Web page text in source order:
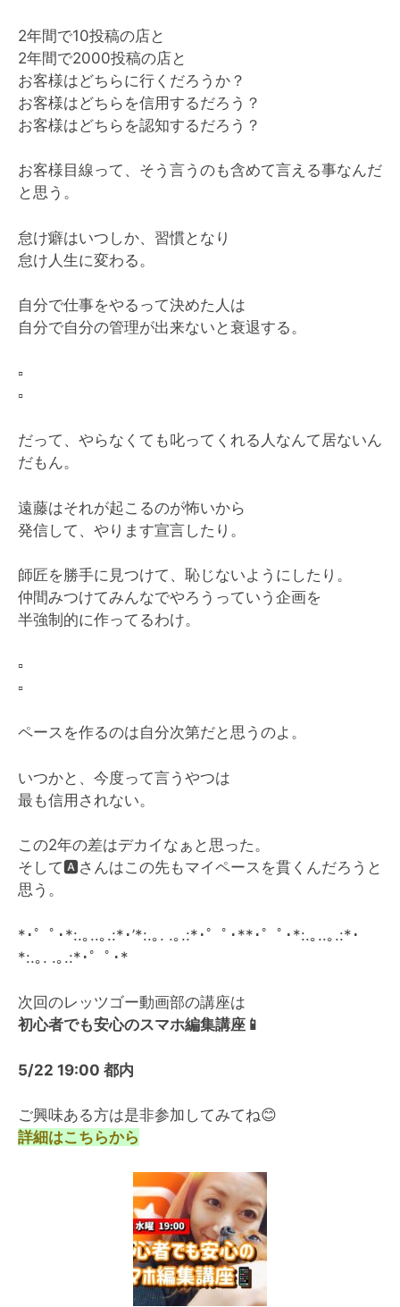
2年間で10投稿の店と
2年間で2000投稿の店と
お客様はどちらに行くだろうか？
お客様はどちらを信用するだろう？
お客様はどちらを認知するだろう？
お客様目線って、そう言うのも含めて言える事なんだ
と思う。
怠け癖はいつしか、習慣となり
怠け人生に変わる。
自分で仕事をやるって決めた人は
自分で自分の管理が出来ないと衰退する。
▫️
▫️
だって、やらなくても叱ってくれる人なんて居ないん
だもん。
遠藤はそれが起こるのが怖いから
発信して、やります宣言したり。
師匠を勝手に見つけて、恥じないようにしたり。
仲間みつけてみんなでやろうっていう企画を
半強制的に作ってるわけ。
▫️
▫️
ペースを作るのは自分次第だと思うのよ。
いつかと、今度って言うやつは
最も信用されない。
この2年の差はデカイなぁと思った。
そして🅰️さんはこの先もマイペースを貫くんだろうと
思う。
*･゜ﾟ･*:.｡..｡.:*･’*:.｡. .｡.:*･゜ﾟ･**･゜ﾟ･*:.｡..｡.:*･
*:.｡. .｡.:*･゜ﾟ･*
次回のレッツゴー動画部の講座は
初心者でも安心のスマホ編集講座 📱
5/22 19:00 都内
ご興味ある方は是非参加してみてね😊
詳細はこちらから